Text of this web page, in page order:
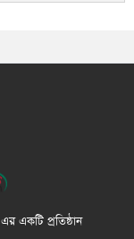
একটি প্রতিষ্ঠান